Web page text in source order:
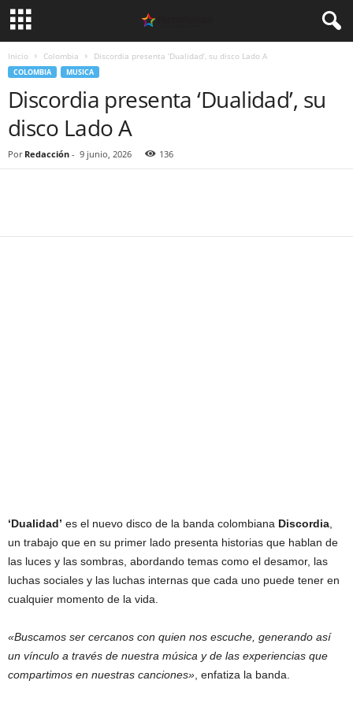
Inicio Colombia Discordia presenta ‘Dualidad’, su disco Lado A
COLOMBIA MUSICA
Discordia presenta ‘Dualidad’, su
disco Lado A
Por Redacción - 9 junio, 2026 136
‘Dualidad’ es el nuevo disco de la banda colombiana Discordia
un trabajo que en su primer lado presenta historias que hablan de
las luces y las sombras, abordando temas como el desamor, las
luchas sociales y las luchas internas que cada uno puede tener en
cualquier momento de la vida.
«Buscamos ser cercanos con quien nos escuche, generando así
un vínculo a través de nuestra música y de las experiencias que
compartimos en nuestras canciones» , enfatiza la banda.